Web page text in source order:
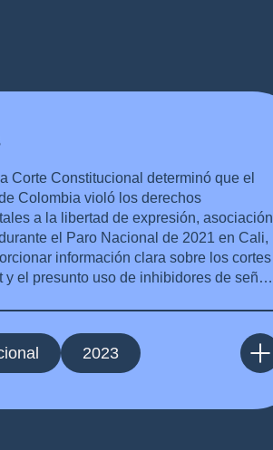
Corte Constitucional determinó que el
Colombia violó los derechos
a la libertad de expresión, asociación
el Paro Nacional de 2021 en Cali,
información clara sobre los cortes
y el presunto uso de inhibidores de señal
2023